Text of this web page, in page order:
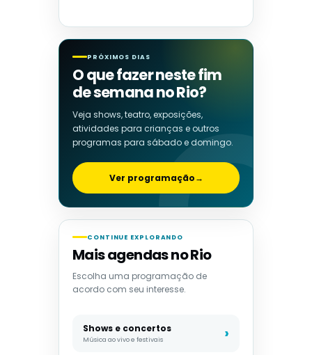
PRÓXIMOS DIAS
O que fazer neste fim
de semana no Rio?
Veja shows, teatro, exposições,
atividades para crianças e outros
programas para sábado e domingo.
Ver programação→
CONTINUE EXPLORANDO
Mais agendas no Rio
Escolha uma programação de
acordo com seu interesse.
Shows e concertos
Música ao vivo e festivais